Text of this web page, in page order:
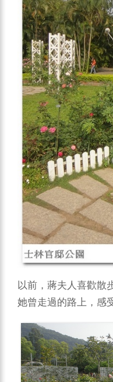
以前，蔣夫人喜歡散
她曾走過的路上，感